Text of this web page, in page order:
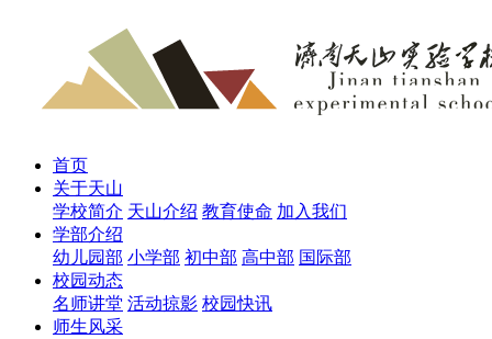
首页
关于天山
学校简介 天山介绍 教育使命 加入我们
学部介绍
幼儿园部 小学部 初中部 高中部 国际部
校园动态
名师讲堂 活动掠影 校园快讯
师生风采